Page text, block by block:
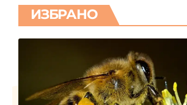
ИЗБРАНО